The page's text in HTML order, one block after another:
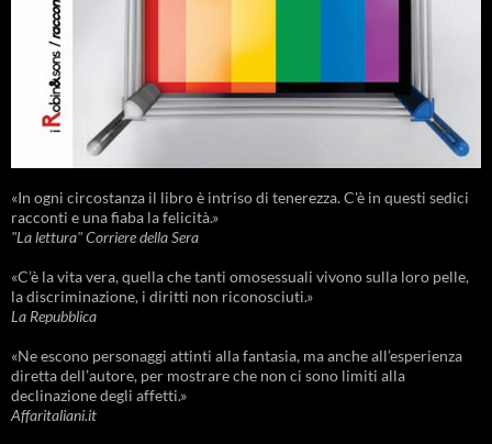
«In ogni circostanza il libro è intriso di tenerezza. C'è in questi sedici
racconti e una fiaba la felicità.»
"La lettura" Corriere della Sera
«C’è la vita vera, quella che tanti omosessuali vivono sulla loro pelle,
la discriminazione, i diritti non riconosciuti.»
La Repubblica
«Ne escono personaggi attinti alla fantasia, ma anche all’esperienza
diretta dell’autore, per mostrare che non ci sono limiti alla
declinazione degli affetti.»
Affaritaliani.it